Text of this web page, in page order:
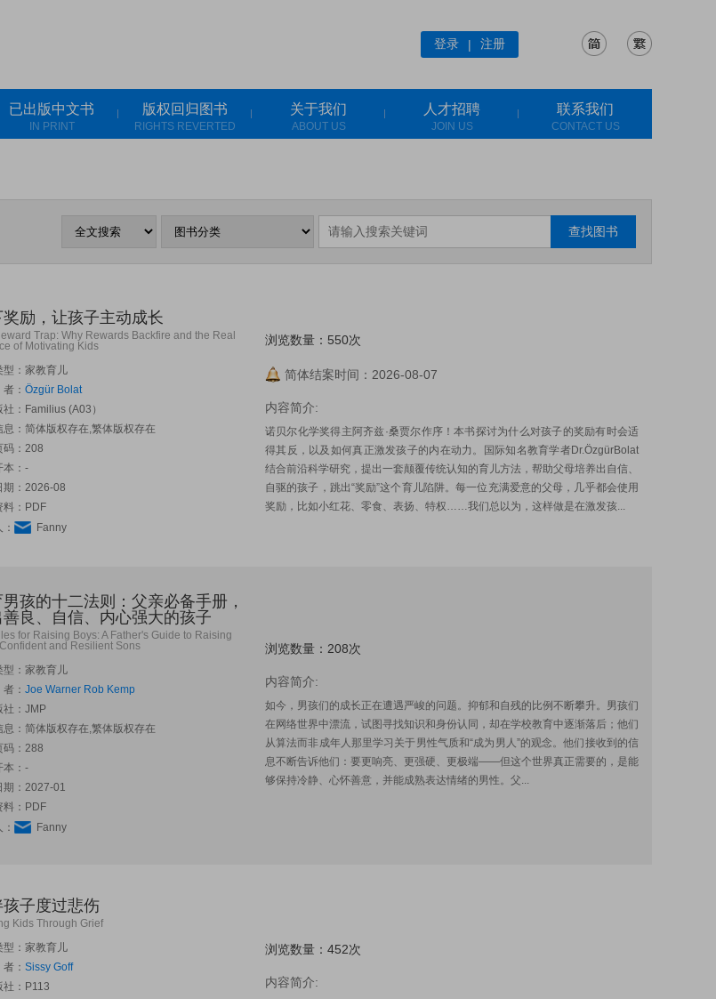
登录 | 注册
已出版中文书
IN PRINT
版权回归图书
RIGHTS REVERTED
关于我们
ABOUT US
人才招聘
JOIN US
联系我们
CONTACT US
查找图书
奖励，让孩子主动成长
Trap: Why Rewards Backfire and the Real
of Motivating Kids
型：家教育儿
： Özgür Bolat
： Familius (A03）
息：简体版权存在,繁体版权存在
码：208
本：-
期：2026-08
料：PDF
Fanny
浏览数量：550次
简体结案时间：2026-08-07
内容简介:
诺贝尔化学奖得主阿齐兹·桑贾尔作序！本书探讨为什么对孩子的奖励有时会适
得其反，以及如何真正激发孩子的内在动力。国际知名教育学者Dr.ÖzgürBolat
结合前沿科学研究，提出一套颠覆传统认知的育儿方法，帮助父母培养出自信、
自驱的孩子，跳出“奖励”这个育儿陷阱。每一位充满爱意的父母，几乎都会使用
奖励，比如小红花、零食、表扬、特权……我们总以为，这样做是在激发孩...
男孩的十二法则：父亲必备手册，
善良、自信、内心强大的孩子
for Raising Boys: A Father's Guide to Raising
and Resilient Sons
型：家教育儿
： Joe Warner Rob Kemp
： JMP
息：简体版权存在,繁体版权存在
码：288
本：-
期：2027-01
料：PDF
Fanny
浏览数量：208次
内容简介:
如今，男孩们的成长正在遭遇严峻的问题。抑郁和自残的比例不断攀升。男孩们
在网络世界中漂流，试图寻找知识和身份认同，却在学校教育中逐渐落后；他们
从算法而非成年人那里学习关于男性气质和“成为男人”的观念。他们接收到的信
息不断告诉他们：要更响亮、更强硬、更极端——但这个世界真正需要的，是能
够保持冷静、心怀善意，并能成熟表达情绪的男性。父...
孩子度过悲伤
Kids Through Grief
型：家教育儿
： Sissy Goff
： P113
浏览数量：452次
内容简介: